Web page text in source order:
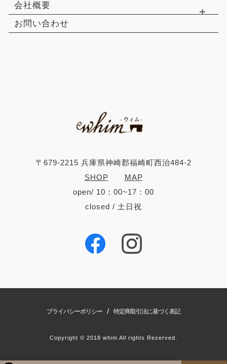
〒679-2215 兵庫県神崎郡福崎町西治484-2
SHOP
MAP
open/ 10：00~17：00
closed / 土日祝
会社概要
お問い合わせ
プライバシーポリシー / 特定商取引法に基づく表記
Copyright © 2018 whim All rights Reserved.